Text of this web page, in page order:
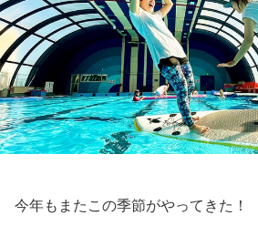
今年もまたこの季節がやってきた！